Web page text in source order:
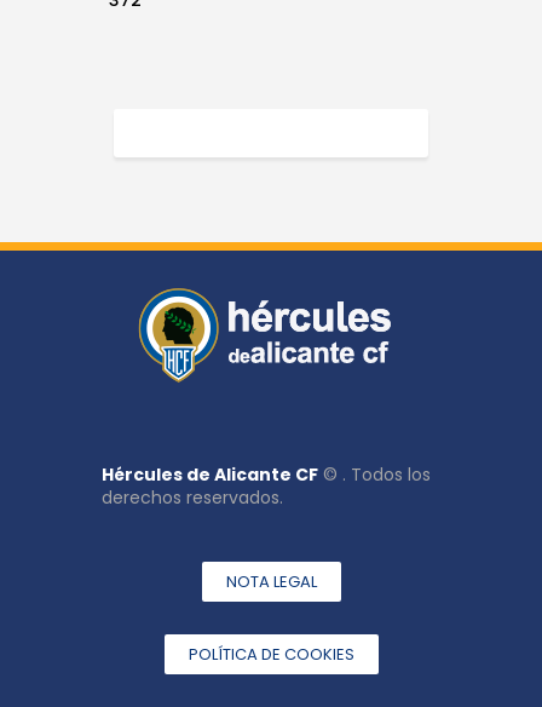
Hércules de Alicante CF © . Todos los
derechos reservados.
NOTA LEGAL
POLÍTICA DE COOKIES